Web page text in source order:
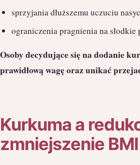
sprzyjania dłuższemu uczuciu
ograniczenia pragnienia na
Osoby decydujące się na dodanie
prawidłową wagę oraz unikać
Kurkuma a
zmniejszenie BMI